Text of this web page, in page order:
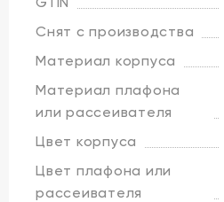
Снят с производства
Материал корпуса
Материал плафона
или рассеивателя
Цвет корпуса
Цвет плафона или
рассеивателя